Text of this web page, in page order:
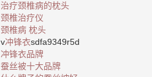
治疗颈椎病的枕头
颈椎治疗仪
颈椎病 枕头
v冲锋衣sdfa9349r5d
冲锋衣品牌
蚕丝被十大品牌